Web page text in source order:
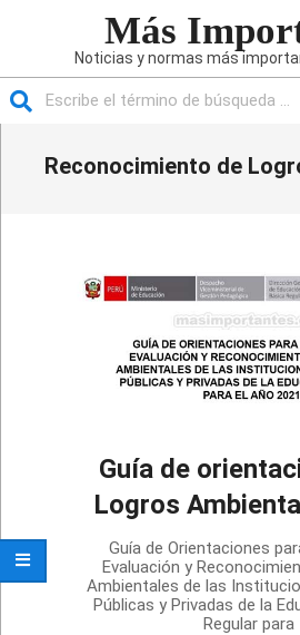
Más
Noticias y normas más
Reconocimiento de
Guía de
Logros
Guía de Orientaciones
Evaluación y
Ambientales de las
Públicas y Privadas de la
Regular para